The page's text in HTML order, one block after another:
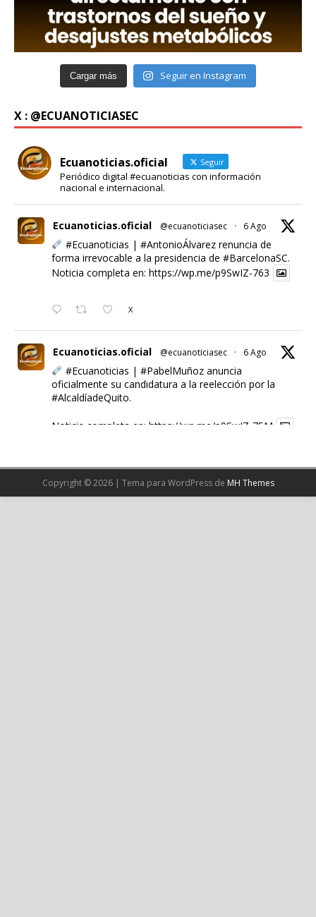
Cargar más Seguir en Instagram
X : @ECUANOTICIASEC
Ecuanoticias.oficial Seguir
Periódico digital #ecuanoticias con información
nacional e internacional.
Ecuanoticias.oficial @ecuanoticiasec · 6 Ago
#Ecuanoticias | #AntonioÁlvarezrenuncia de
forma irrevocable a la presidencia de #BarcelonaSC.
Noticia completa en: https://wp.me/p9SwIZ-763
X
Ecuanoticias.oficial @ecuanoticiasec · 6 Ago
#Ecuanoticias | #PabelMuñozanuncia
oficialmente su candidatura a la reelección por la
#AlcaldíadeQuito.
Noticia completa en: https://wp.me/p9SwIZ-75M
Cargar más
Copyright © 2026 | Tema para WordPress de MH Themes